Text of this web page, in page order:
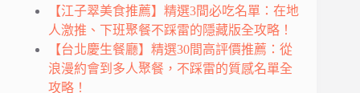
【江子翠美食推薦】精選3間必吃名單：在地
人激推、下班聚餐不踩雷的隱藏版全攻略！
【台北慶生餐廳】精選30間高評價推薦：從
浪漫約會到多人聚餐，不踩雷的質感名單全
攻略！